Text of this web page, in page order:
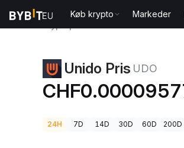
Køb krypto Markeder
Unido Pris UDO
24H 7D 14D 30D 60D 200D